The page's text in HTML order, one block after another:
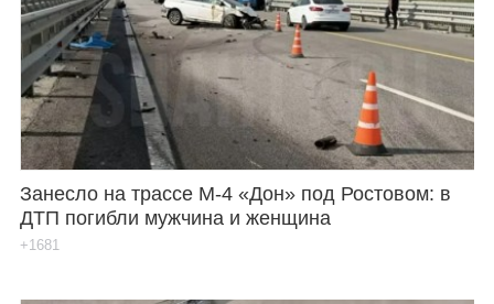
Занесло на трассе М-4 «Дон» под Ростовом: в
ДТП погибли мужчина и женщина
+1681